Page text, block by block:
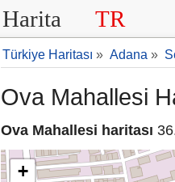
Harita TR
Türkiye Haritası » Adana »
Ova Mahallesi
Ova Mahallesi haritası
+